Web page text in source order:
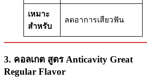
เหมาะ
สำหรับ
ลดอาการเสียวฟัน
3. คอลเกต สูตร Anticavity Great
Regular Flavor